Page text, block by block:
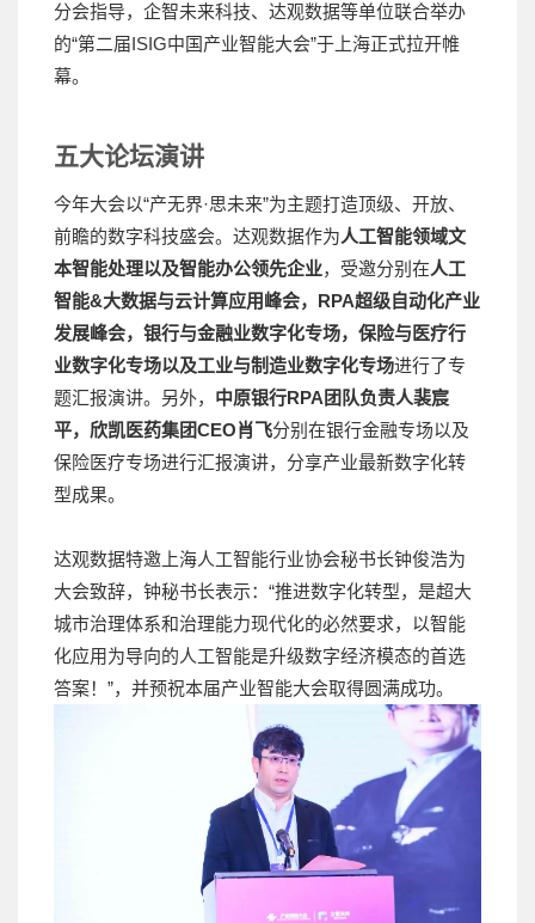
分会指导，企智未来科技、达观数据等单位联合举办
的“第二届ISIG中国产业智能大会”于上海正式拉开帷
幕。
五大论坛演讲
今年大会以“产无界·思未来”为主题打造顶级、开放、
前瞻的数字科技盛会。达观数据作为人工智能领域文
本智能处理以及智能办公领先企业，受邀分别在人工
智能&大数据与云计算应用峰会，RPA超级自动化产业
发展峰会，银行与金融业数字化专场，保险与医疗行
业数字化专场以及工业与制造业数字化专场进行了专
题汇报演讲。另外， 中原银行RPA团队负责人裴宸
平，欣凯医药集团CEO肖飞分别在银行金融专场以及
保险医疗专场进行汇报演讲，分享产业最新数字化转
型成果。
达观数据特邀上海人工智能行业协会秘书长钟俊浩为
大会致辞，钟秘书长表示：“推进数字化转型，是超大
城市治理体系和治理能力现代化的必然要求，以智能
化应用为导向的人工智能是升级数字经济模态的首选
答案！”，并预祝本届产业智能大会取得圆满成功。